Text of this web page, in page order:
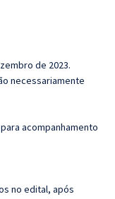
de 2023.
necessariamente
acompanhamento
no edital, após